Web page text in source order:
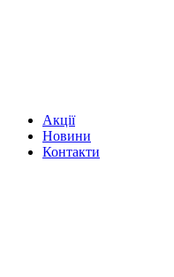
Акції
Новини
Контакти